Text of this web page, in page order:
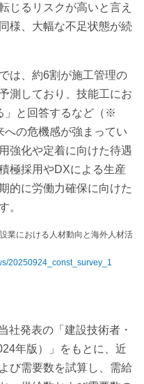
じるリスクが高いと言え
様、大幅な不足状態が続
は、約6割が施工管理の
測しており、技能工にお
」と回答するなど（※
の危機感が強まってい
強化や定着に向けた待遇
極採用やDXによる生産
的に労働力確保に向けた
。
における人材動向と海外人材活
20250924_const_survey_1
社発表の「建設技術者・
年版）」をもとに、近
び需要数を試算し、需給